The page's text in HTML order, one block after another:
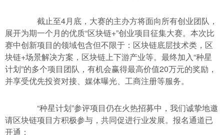
截止至4月底，大赛的主办方将面向所有创业团队，
展开为期一个月的优质“区块链+”创业项目征集大赛。本次比
赛中创新项目的领域包含但不限于：区块链底层技术类，区
块链+场景解决方案，区块链上下游产业等。最终加入“种星
计划”的多个项目团队，有机会赢得最高价值20万元的奖励，
并享受优先投资对接、媒体曝光、工商注册等服务。
“种星计划”参评项目仍在火热招募中，我们诚挚地邀
请区块链项目方积极参与，共同促进行业发展。报名通道已
开通：